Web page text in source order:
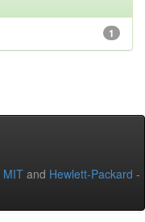
1
MIT and Hewlett-Packard -